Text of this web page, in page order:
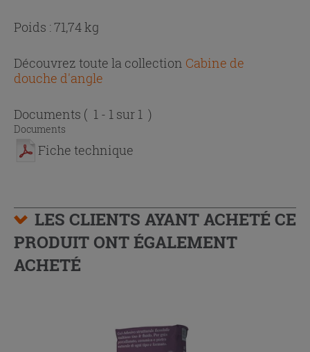
Poids : 71,74 kg
Découvrez toute la collection Cabine de
douche d'angle
Documents ( 1 - 1 sur 1 )
Documents
Fiche technique
LES CLIENTS AYANT ACHETÉ CE
PRODUIT ONT ÉGALEMENT
ACHETÉ